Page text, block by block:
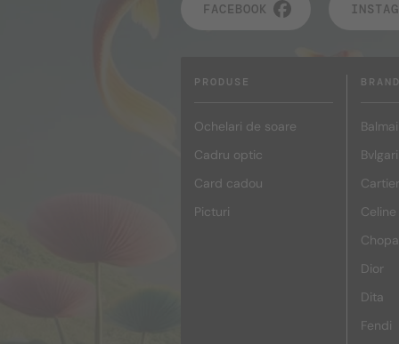
FACEBOOK
PRODUSE
Ochelari de soare
Cadru optic
Card cadou
Picturi
Bvlgari
Cartier
Celine
Dior
Dita
Fendi